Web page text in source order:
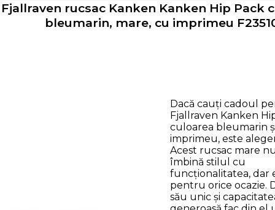
Fjallraven rucsac Kanken Kanken Hip Pack
bleumarin, mare, cu imprimeu
Dacă cauți cadoul
Fjallraven Kanken
culoarea bleumarin
imprimeu, este
Acest rucsac mare
îmbină stilul cu
funcționalitatea, dar
pentru orice ocazie.
său unic și